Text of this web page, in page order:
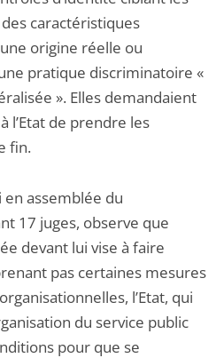
caractéristiques
origine réelle ou
pratique discriminatoire «
». Elles demandaient
l’Etat de prendre les
fin.
en assemblée du
17 juges, observe que
devant lui vise à faire
pas certaines mesures
l’Etat, qui
du service public
pour que se